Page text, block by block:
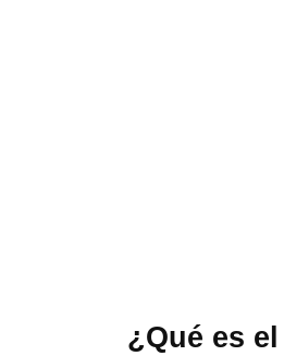
¿Qué es